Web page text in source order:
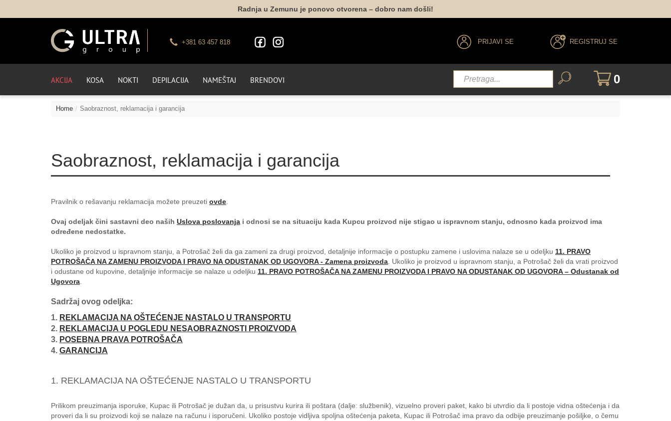
Radnja u Zemunu je ponovo otvorena – dobro nam došli!
+381 63 457 818 PRIJAVI SE REGISTRUJ SE
AKCIJA KOSA NOKTI DEPILACIJA NAMEŠTAJ BRENDOVI 0
Home Saobraznost, reklamacija i garancija
Saobraznost, reklamacija i garancija
Pravilnik o rešavanju reklamacija možete preuzeti ovde.
Ovaj odeljak čini sastavni deo naših Uslova poslovanja i odnosi se na situaciju kada Kupcu proizvod nije stigao u ispravnom stanju, odnosno kada proizvod ima
određene nedostatke.
Ukoliko je proizvod u ispravnom stanju, a Potrošač želi da ga zameni za drugi proizvod, detaljnije informacije o postupku zamene i uslovima nalaze se u odeljku 11. PRAVO
POTROŠAČA NA ZAMENU PROIZVODA I PRAVO NA ODUSTANAK OD UGOVORA - Zamena proizvoda. Ukoliko je proizvod u ispravnom stanju, a Potrošač želi da vrati proizvod
i odustane od kupovine, detaljnije informacije se nalaze u odeljku 11. PRAVO POTROŠAČA NA ZAMENU PROIZVODA I PRAVO NA ODUSTANAK OD UGOVORA – Odustanak od
Ugovora.
Sadržaj ovog odeljka:
1. REKLAMACIJA NA OŠTEĆENJE NASTALO U TRANSPORTU
2. REKLAMACIJA U POGLEDU NESAOBRAZNOSTI PROIZVODA
3. POSEBNA PRAVA POTROŠAČA
4. GARANCIJA
1. REKLAMACIJA NA OŠTEĆENJE NASTALO U TRANSPORTU
Prilikom preuzimanja isporuke, Kupac ili Potrošač je dužan da, u prisustvu kurira ili poštara (dalje: službenik), vizuelno proveri paket, kako bi utvrdio da li postoje vidna oštećenja i da
proveri da li su proizvodi koji se nalaze na računu i isporučeni. Ukoliko postoje vidljiva spoljna oštećenja paketa, Kupac ili Potrošač ima pravo da odbije preuzimanje pošiljke, o čemu